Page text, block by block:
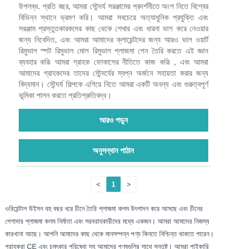
উপলব্ধ. প্রতি বছর, আমরা সৌন্দর্য সরঞ্জামের প্রদর্শনীতে অংশ নিতে বিশ্বের
বিভিন্ন স্থানে ভ্রমণ করি। আমরা সবচেয়ে অত্যাধুনিক প্রযুক্তি এবং
সরঞ্জাম প্রস্তুতকারকদের কাছ থেকে শেখার এবং ধারনা ভাগ করে নেওয়ার
জন্য নিবেদিত, এবং আমরা আমাদের ক্লায়েন্টদের জন্য আরও ভাল ওয়ার্ট
রিমুভাল স্পট রিমুভাল মোল রিমুভাল প্লাজমা পেন তৈরি করতে এই জ্ঞান
ব্যবহার করি৷ আমরা গ্রাহক ফোকাসের নীতিতে কাজ করি৷ , এবং আমরা
আমাদের গ্রাহকদের তাদের সৌন্দর্যের স্বপ্ন অর্জনে সহায়তা করার জন্য
বিদ্যমান। সৌন্দর্য শিল্পকে এগিয়ে নিতে আমরা একটি অনন্য এবং গুরুত্বপূর্ণ
ভূমিকা পালন করতে প্রতিশ্রুতিবদ্ধ।
আরও পড়ুন
অনুসন্ধান পাঠান
< 1 >
ওরিয়েন্টাল উইসন বহু বছর ধরে চীনে তৈরি প্লাজমা কলম উৎপাদন করে আসছে এবং চীনের
পেশাদার প্লাজমা কলম নির্মাতা এবং সরবরাহকারীদের মধ্যে একজন। আমরা আমাদের নিজস্ব
কারখানা আছে। আপনি আমাদের কাছ থেকে মানসম্পন্ন পণ্য কিনতে নিশ্চিন্ত থাকতে পারেন।
গ্রাহকরা CE এবং চমৎকার পরিষেবা সহ আমাদের পণ্যগুলির সাথে সন্তুষ্ট। আমরা পাইকারি